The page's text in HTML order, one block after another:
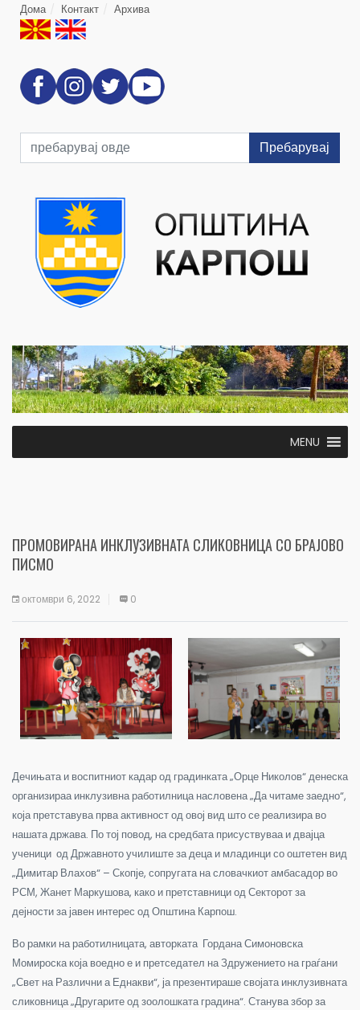
Дома Контакт Архива
Пребарувај
MENU
ПРОМОВИРАНА ИНКЛУЗИВНАТА СЛИКОВНИЦА СО БРАЈОВО
ПИСМО
октомври 6, 2022 0
Дечињата и воспитниот кадар од градинката „Орце Николов“ денеска
организираа инклузивна работилница насловена „Да читаме заедно“,
која претставува прва активност од овој вид што се реализира во
нашата држава. По тој повод, на средбата присуствуваа и двајца
ученици од Државното училиште за деца и младинци со оштетен вид
„Димитар Влахов“ – Скопје, сопругата на словачкиот амбасадор во
РСМ, Жанет Маркушова, како и претставници од Секторот за
дејности за јавен интерес од Општина Карпош.
Во рамки на работилницата, авторката Гордана Симоновска
Момироска која воедно е и претседател на Здружението на граѓани
„Свет на Различни а Еднакви“, ја презентираше својата инклузивната
сликовница „Другарите од зоолошката градина“. Станува збор за